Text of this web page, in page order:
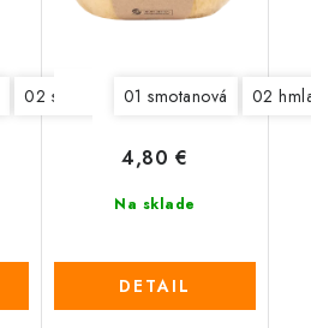
02 svetlá šedá 03 šedá 04
01 smotanová 02
Na sklade
4,80 €
DETAIL